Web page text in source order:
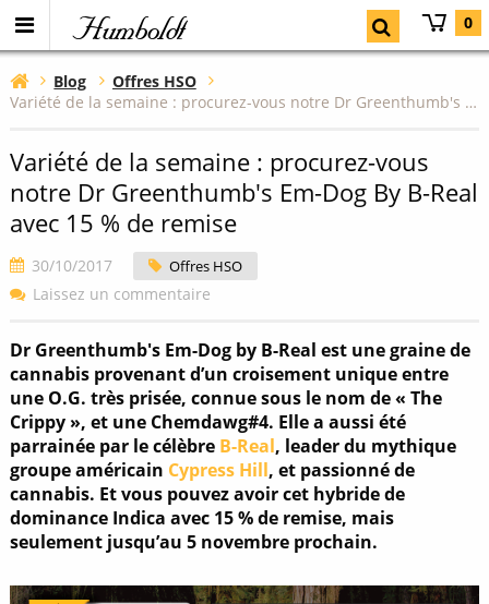
Humboldt 0
Blog
Offres HSO
Variété de la semaine : procurez-vous notre Dr Greenthumb's Em-Dog By B-Real avec 15 % de remise
Variété de la semaine : procurez-vous
notre Dr Greenthumb's Em-Dog By B-Real
avec 15 % de remise
30/10/2017 Offres HSO
Laissez un commentaire
Dr Greenthumb's Em-Dog by B-Real est une graine de
cannabis provenant d’un croisement unique entre
une O.G. très prisée, connue sous le nom de « The
Crippy », et une Chemdawg#4. Elle a aussi été
parrainée par le célèbre B-Real, leader du mythique
groupe américain Cypress Hill, et passionné de
cannabis. Et vous pouvez avoir cet hybride de
dominance Indica avec 15 % de remise, mais
seulement jusqu’au 5 novembre prochain.